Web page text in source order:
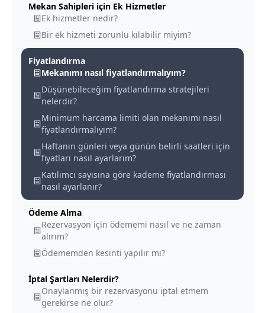
Mekan Sahipleri için Ek Hizmetler
Ek hizmetler nedir?
Bir ek hizmeti zorunlu kılabilir miyim?
Fiyatlandırma
Mekanımı nasıl fiyatlandırmalıyım?
Düşünebileceğim fiyatlandırma stratejileri
nelerdir?
Minimum harcama limiti olan mekanımı nasıl
fiyatlandırmalıyım?
Haftanın günleri veya günün belirli saatleri için
fiyatları nasıl ayarlarım?
Katılımcı sayısına göre kademe fiyatlandırması
nasıl ayarlanır?
Ödeme Alma
Rezervasyon için ödememi nasıl ve ne zaman
alırım?
Ödememden kesinti yapılır mı?
İptal Şartları Nelerdir?
Onaylanmış bir rezervasyonu iptal etmem
gerekirse ne olur?